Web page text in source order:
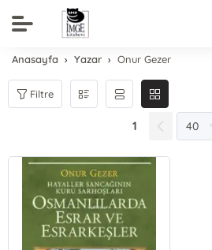
Anasayfa Yazar Onur Gezer
Filtre
1